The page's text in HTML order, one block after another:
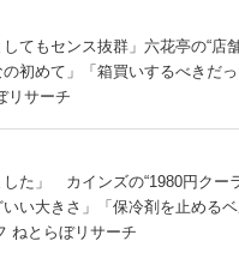
してもセンス抜群」六花亭の“店
初めて」「箱買いするべきだっ
リサーチ
した」 カインズの“1980円クー
い大きさ」「保冷剤を止めるベ
ねとらぼリサーチ